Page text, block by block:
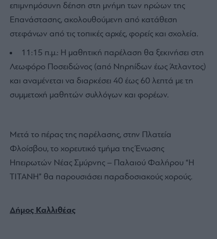
επιμνημόσυνη δέηση στη μνήμη των ηρώων της
Επανάστασης, ακολουθούμενη από κατάθεση
στεφάνων από τις τοπικές αρχές, φορείς και σχολεία.
11:15 π.μ.: Η μαθητική παρέλαση θα ξεκινήσει στη
Λεωφόρο Ποσειδώνος (από Νηρηίδων έως Άτλαντος)
και αναμένεται να διαρκέσει 40 έως 60 λεπτά με τη
συμμετοχή μαθητών συλλόγων και φορέων.
Μετά το πέρας της παρέλασης, στην Πλατεία
Φλοίσβου, το χορευτικό τμήμα της Ένωσης
Ηπειρωτών Νέας Σμύρνης – Παλαιού Φαλήρου “Η
ΤΙΤΑΝΗ” θα παρουσιάσει παραδοσιακούς χορούς.
Δήμος Καλλιθέας